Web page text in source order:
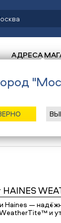
АДРЕСА
Haines —
и